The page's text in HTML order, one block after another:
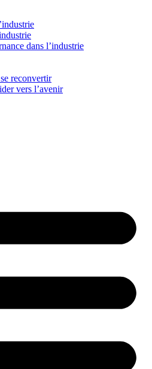
dans l’industrie
reconvertir
vers l’avenir